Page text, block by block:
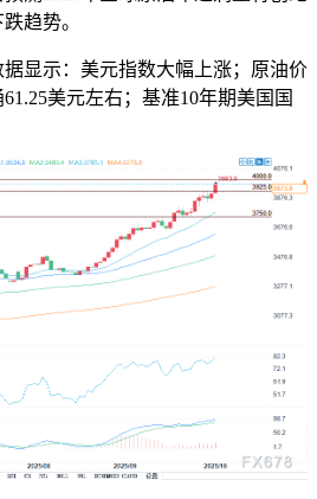
趋势。
显示：美元指数大幅上涨；原油价
美元左右；基准10年期美国国